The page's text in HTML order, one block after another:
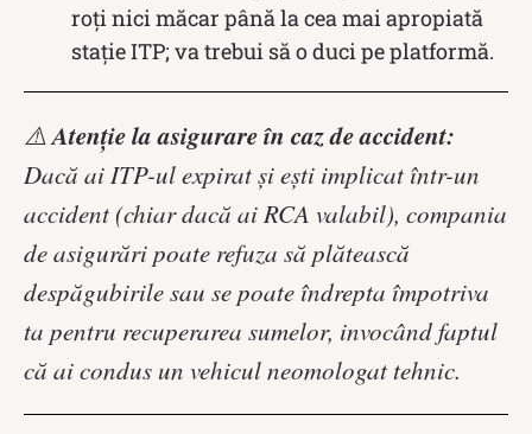
roți nici măcar până la cea mai apropiată
stație ITP; va trebui să o duci pe platformă.
⚠️Atenție la asigurare în caz de accident:
Dacă ai ITP-ul expirat și ești implicat într-un
accident (chiar dacă ai RCA valabil), compania
de asigurări poate refuza să plătească
despăgubirile sau se poate îndrepta împotriva
ta pentru recuperarea sumelor, invocând faptul
că ai condus un vehicul neomologat tehnic.